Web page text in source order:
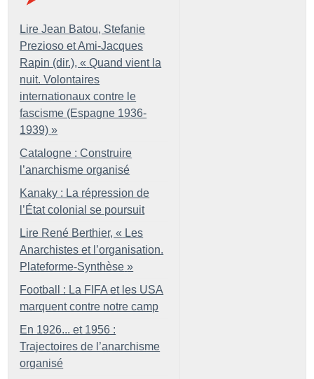
Lire Jean Batou, Stefanie
Prezioso et Ami-Jacques
Rapin (dir.), « Quand vient la
nuit. Volontaires
internationaux contre le
fascisme (Espagne 1936-
1939) »
Catalogne : Construire
l’anarchisme organisé
Kanaky : La répression de
l’État colonial se poursuit
Lire René Berthier, « Les
Anarchistes et l’organisation.
Plateforme-Synthèse »
Football : La FIFA et les USA
marquent contre notre camp
En 1926... et 1956 :
Trajectoires de l’anarchisme
organisé